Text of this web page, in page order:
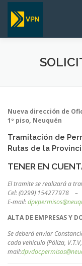
Saltar
contenido
SERVICIOS
Nueva dirección de
1º piso, Neuquén
Tramitación de
Rutas de la
TENER EN
El tramite se realizará a
Cel: (0299) 154277978
E-mail:
ALTA DE EMPRESAS Y
Se deberá enviar
cadavehículo (Póliza,
mail: